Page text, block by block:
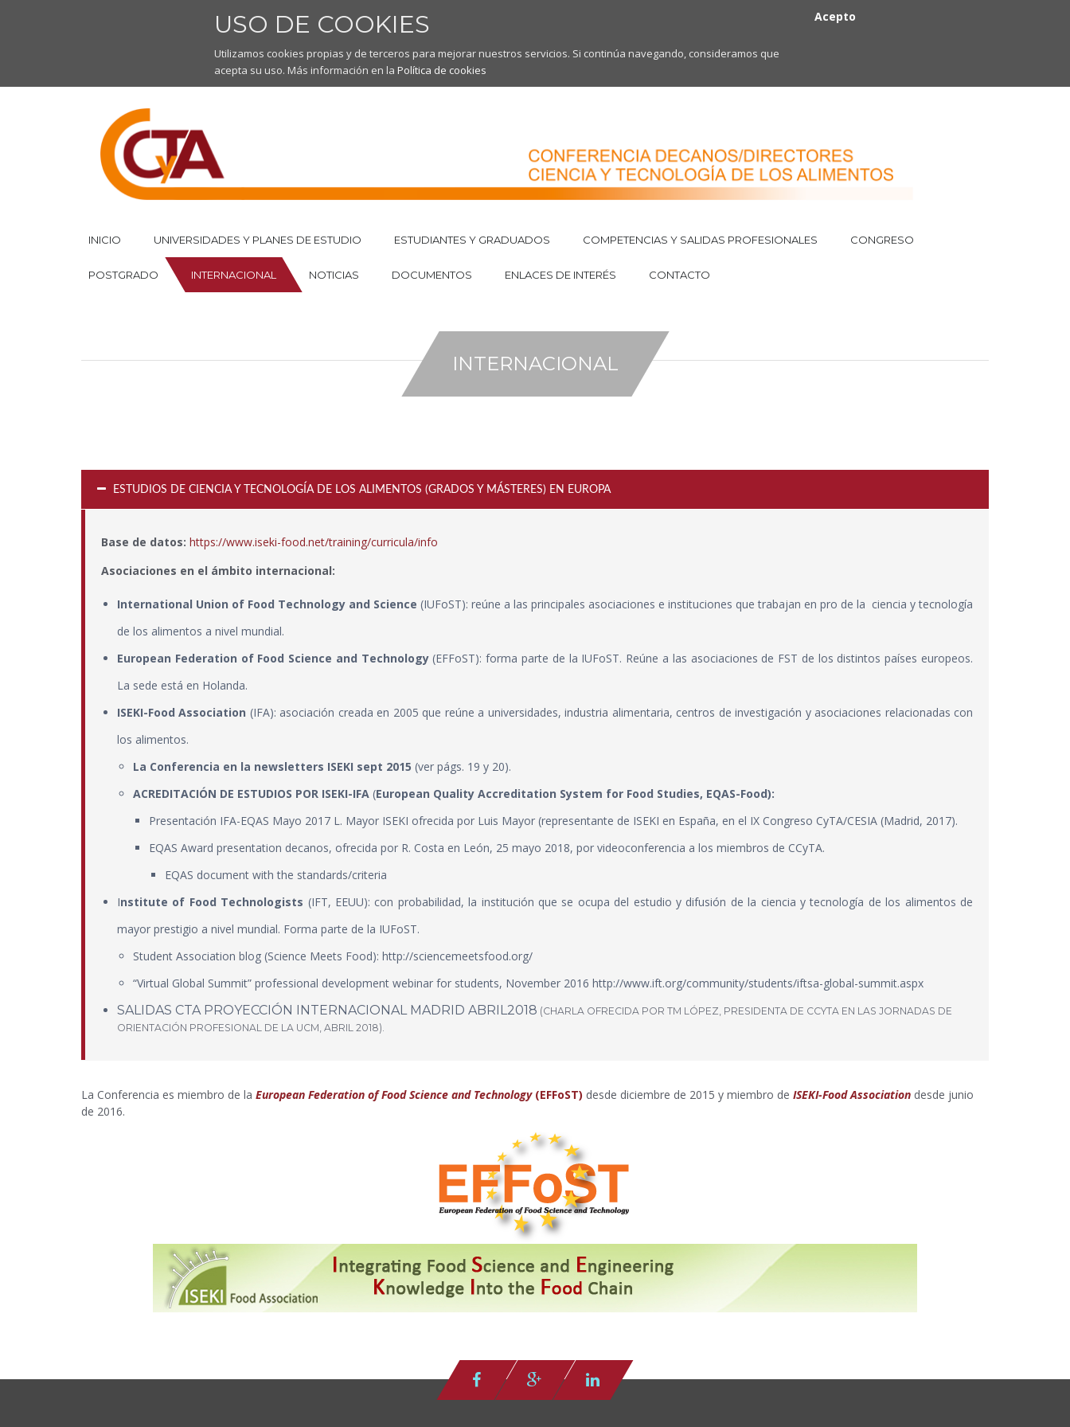
USO DE COOKIES
Utilizamos cookies propias y de terceros para mejorar nuestros servicios. Si continúa navegando, consideramos que
acepta su uso. Más información en la Política de cookies
Acepto
INICIO UNIVERSIDADES Y PLANES DE ESTUDIO ESTUDIANTES Y GRADUADOS COMPETENCIAS Y SALIDAS PROFESIONALES CONGRESO
POSTGRADO INTERNACIONAL NOTICIAS DOCUMENTOS ENLACES DE INTERÉS CONTACTO
INTERNACIONAL
ESTUDIOS DE CIENCIA Y TECNOLOGÍA DE LOS ALIMENTOS (GRADOS Y MÁSTERES) EN EUROPA
Base de datos: https://www.iseki-food.net/training/curricula/info
Asociaciones en el ámbito internacional:
International Union of Food Technology and Science (IUFoST): reúne a las principales asociaciones e instituciones que trabajan en pro de la ciencia y tecnología
de los alimentos a nivel mundial.
European Federation of Food Science and Technology(EFFoST): forma parte de la IUFoST. Reúne a las asociaciones de FST de los distintos países europeos.
La sede está en Holanda.
ISEKI-Food Association (IFA): asociación creada en 2005 que reúne a universidades, industria alimentaria, centros de investigación y asociaciones relacionadas con
los alimentos.
La Conferencia en la newsletters ISEKI sept 2015 (ver págs. 19 y 20).
ACREDITACIÓN DE ESTUDIOS POR ISEKI-IFA (European Quality Accreditation System for Food Studies, EQAS-Food):
Presentación IFA-EQAS Mayo 2017 L. Mayor ISEKI ofrecida por Luis Mayor (representante de ISEKI en España, en el IX Congreso CyTA/CESIA (Madrid, 2017).
EQAS Award presentation decanos, ofrecida por R. Costa en León, 25 mayo 2018, por videoconferencia a los miembros de CCyTA.
EQAS document with the standards/criteria
Institute of Food Technologists (IFT, EEUU): con probabilidad, la institución que se ocupa del estudio y difusión de la ciencia y tecnología de los alimentos de
mayor prestigio a nivel mundial. Forma parte de la IUFoST.
Student Association blog (Science Meets Food): http://sciencemeetsfood.org/
“Virtual Global Summit” professional development webinar for students, November 2016 http://www.ift.org/community/students/iftsa-global-summit.aspx
SALIDAS CTA PROYECCIÓN INTERNACIONAL MADRID ABRIL2018 (CHARLA OFRECIDA POR TM LÓPEZ, PRESIDENTA DE CCYTA EN LAS JORNADAS DE
ORIENTACIÓN PROFESIONAL DE LA UCM, ABRIL 2018).
La Conferencia es miembro de la European Federation of Food Science and Technology(EFFoST) desde diciembre de 2015 y miembro de ISEKI-Food Association desde junio
de 2016.